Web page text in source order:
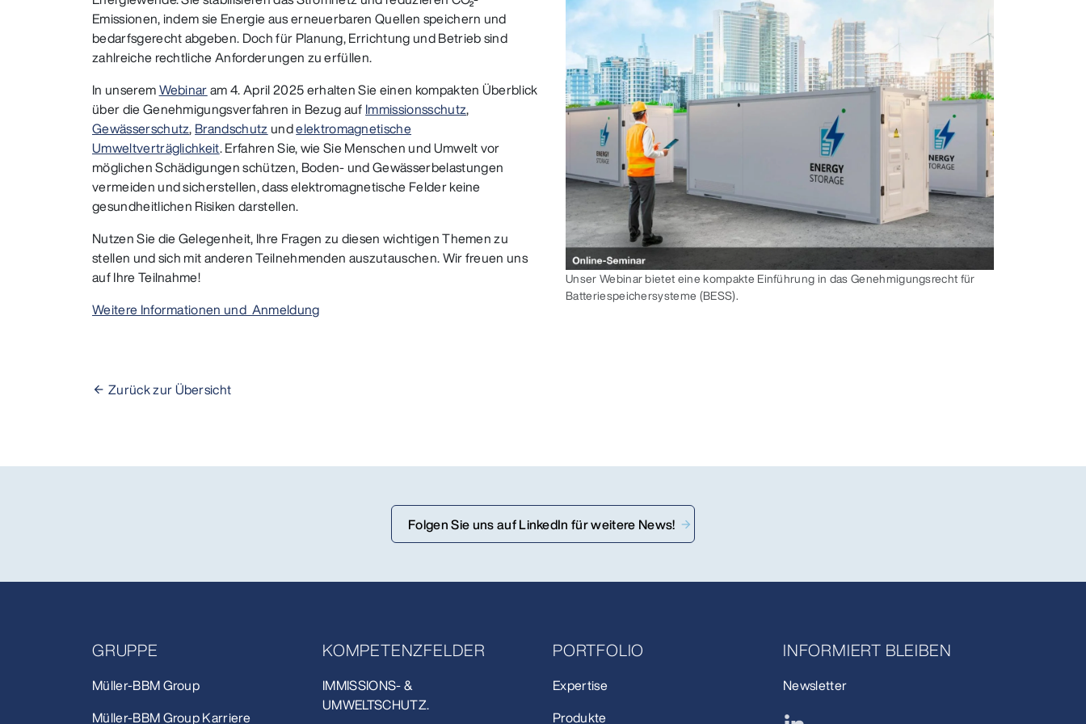
Unser Webinar bietet eine kompakte Einführung in das Genehmigungsrecht für
Batteriespeichersysteme (BESS).
Emissionen, indem sie Energie aus erneuerbaren Quellen speichern und
bedarfsgerecht abgeben. Doch für Planung, Errichtung und Betrieb sind
zahlreiche rechtliche Anforderungen zu erfüllen.
In unseremWebinaram 4. April 2025 erhalten Sie einen kompakten Überblick
über die Genehmigungsverfahren in Bezug auf Immissionsschutz,
Gewässerschutz, Brandschutz undelektromagnetische
Umweltverträglichkeit. Erfahren Sie, wie Sie Menschen und Umwelt vor
möglichen Schädigungen schützen, Boden- und Gewässerbelastungen
vermeiden und sicherstellen, dass elektromagnetische Felder keine
gesundheitlichen Risiken darstellen.
Nutzen Sie die Gelegenheit, Ihre Fragen zu diesen wichtigen Themen zu
stellen und sich mit anderen Teilnehmenden auszutauschen. Wir freuen uns
auf Ihre Teilnahme!
Weitere Informationen und Anmeldung
Zurück zur Übersicht
Folgen Sie uns auf LinkedIn für weitere News!
GRUPPE
Müller-BBM Group
Müller-BBM Group Karriere
KOMPETENZFELDER
IMMISSIONS- &
UMWELTSCHUTZ.
PORTFOLIO
Expertise
Produkte
INFORMIERT BLEIBEN
Newsletter